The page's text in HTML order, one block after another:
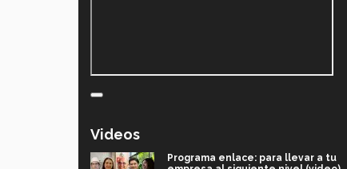
Videos
Programa enlace: para llevar a tu